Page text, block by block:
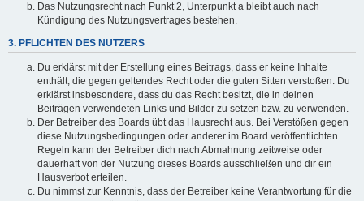
Das Nutzungsrecht nach Punkt 2, Unterpunkt a bleibt auch nach
Kündigung des Nutzungsvertrages bestehen.
3. PFLICHTEN DES NUTZERS
Du erklärst mit der Erstellung eines Beitrags, dass er keine Inhalte
enthält, die gegen geltendes Recht oder die guten Sitten verstoßen. Du
erklärst insbesondere, dass du das Recht besitzt, die in deinen
Beiträgen verwendeten Links und Bilder zu setzen bzw. zu verwenden.
Der Betreiber des Boards übt das Hausrecht aus. Bei Verstößen gegen
diese Nutzungsbedingungen oder anderer im Board veröffentlichten
Regeln kann der Betreiber dich nach Abmahnung zeitweise oder
dauerhaft von der Nutzung dieses Boards ausschließen und dir ein
Hausverbot erteilen.
Du nimmst zur Kenntnis, dass der Betreiber keine Verantwortung für die